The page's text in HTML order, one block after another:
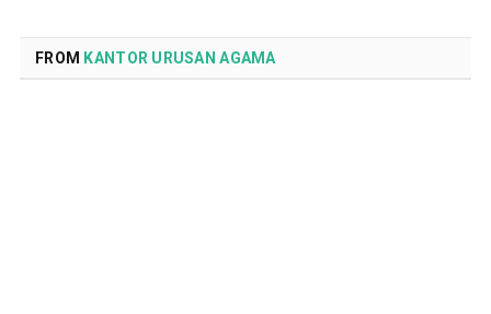
FROM KANTOR URUSAN AGAMA